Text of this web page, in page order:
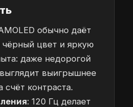
обычно даёт
чёрный цвет и яркую
даже недорогой
выигрышнее
счёт контраста.
: 120 Гц делает